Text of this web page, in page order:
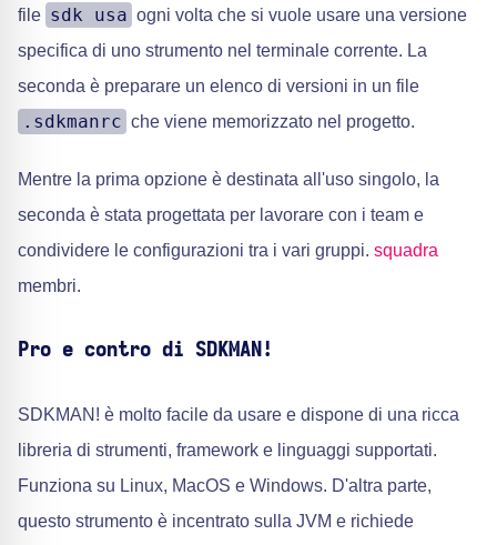
file sdk usa ogni volta che si vuole usare una versione
specifica di uno strumento nel terminale corrente. La
seconda è preparare un elenco di versioni in un file
.sdkmanrc che viene memorizzato nel progetto.
Mentre la prima opzione è destinata all'uso singolo, la
seconda è stata progettata per lavorare con i team e
condividere le configurazioni tra i vari gruppi. squadra
membri.
Pro e contro di SDKMAN!
SDKMAN! è molto facile da usare e dispone di una ricca
libreria di strumenti, framework e linguaggi supportati.
Funziona su Linux, MacOS e Windows. D'altra parte,
questo strumento è incentrato sulla JVM e richiede